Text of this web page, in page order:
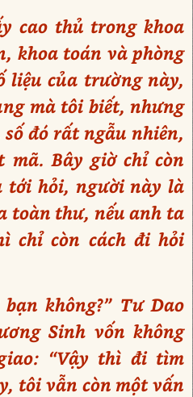
cao thủ trong khoa
khoa toán và phòng
liệu của trường này,
mà tôi biết, nhưng
đó rất ngẫu nhiên,
mã. Bây giờ chỉ còn
tới hỏi, người này là
toàn thư, nếu anh ta
chỉ còn cách đi hỏi
không?” Tư Dao
Sinh vốn không
“Vậy thì đi tìm
tôi vẫn còn một vấn